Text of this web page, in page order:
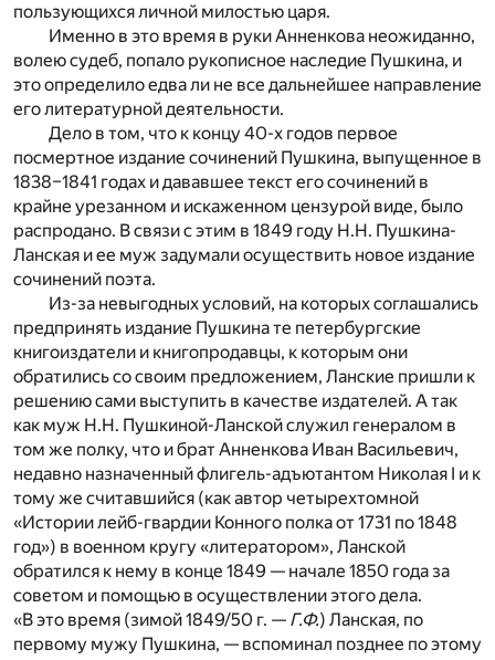
пользующихся личной милостью царя.
Именно в это время в руки Анненкова неожиданно,
волею судеб, попало рукописное наследие Пушкина, и
это определило едва ли не все дальнейшее направление
его литературной деятельности.
Дело в том, что к концу 40-х годов первое
посмертное издание сочинений Пушкина, выпущенное в
1838–1841 годах и дававшее текст его сочинений в
крайне урезанном и искаженном цензурой виде, было
распродано. В связи с этим в 1849 году Н.Н. Пушкина-
Ланская и ее муж задумали осуществить новое издание
сочинений поэта.
Из-за невыгодных условий, на которых соглашались
предпринять издание Пушкина те петербургские
книгоиздатели и книгопродавцы, к которым они
обратились со своим предложением, Ланские пришли к
решению сами выступить в качестве издателей. А так
как муж Н.Н. Пушкиной-Ланской служил генералом в
том же полку, что и брат Анненкова Иван Васильевич,
недавно назначенный флигель-адъютантом Николая I и к
тому же считавшийся (как автор четырехтомной
«Истории лейб-гвардии Конного полка от 1731 по 1848
год») в военном кругу «литератором», Ланской
обратился к нему в конце 1849 — начале 1850 года за
советом и помощью в осуществлении этого дела.
«В это время (зимой 1849/50 г. — Г.Ф.) Ланская, по
первому мужу Пушкина, — вспоминал позднее по этому